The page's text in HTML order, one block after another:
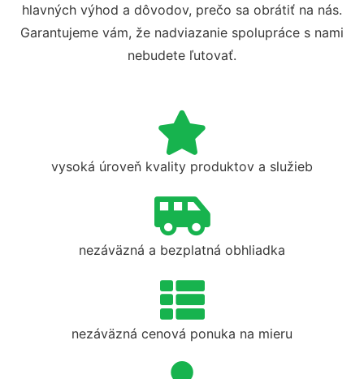
hlavných výhod a dôvodov, prečo sa obrátiť na nás.
Garantujeme vám, že nadviazanie spolupráce s nami
nebudete ľutovať.
vysoká úroveň kvality produktov a služieb
nezáväzná a bezplatná obhliadka
nezáväzná cenová ponuka na mieru